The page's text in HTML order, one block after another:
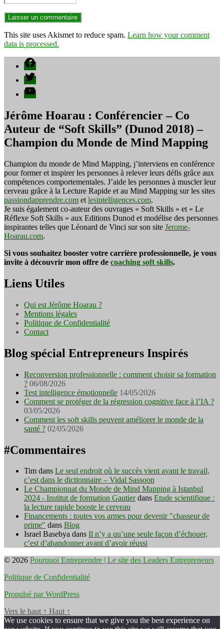
This site uses Akismet to reduce spam. Learn how your comment
data is processed.
Facebook
Twitter
YouTube
Jérôme Hoarau : Conférencier – Co
Auteur de “Soft Skills” (Dunod 2018) –
Champion du Monde de Mind Mapping
Champion du monde de Mind Mapping, j’interviens en conférence
pour former et inspirer les personnes à relever leurs défis grâce aux
compétences comportementales. J’aide les personnes à muscler leur
cerveau grâce à la Lecture Rapide et au Mind Mapping sur les sites
passiondapprendre.com et lesintelligences.com.
Je suis également co-auteur des ouvrages « Soft Skills » et « Le
Réflexe Soft Skills » aux Editions Dunod et modélise des personnes
inspirantes telles que Léonard de Vinci sur son site Jerome-
Hoarau.com.
Si vous souhaitez booster votre carrière professionnelle, je vous
invite à découvrir mon offre de coaching soft skills.
Liens Utiles
Qui est Jérôme Hoarau ?
Mentions légales
Politique de Confidentialité
Contact
Blog spécial Entrepreneurs Inspirés
Reconversion professionnelle : comment choisir sa formation
? 06/08/2026
Test intelligence émotionnelle 14/05/2026
Comment se protéger de la régression cognitive face à l’IA ?
03/05/2026
Comment les soft skills peuvent améliorer le monde de la
santé ? 02/05/2026
#Commentaires
Tim dans Le seul endroit où le succès vient avant le travail,
c’est dans le dictionnaire – Vidal Sassoon
Le Championnat du Monde de Mind Mapping à Istanbul
2024 - Institut de formation Gautierdans Etude scientifique :
la lecture rapide booste le cerveau
Financements : toutes vos armes pour devenir "chasseur de
prime" dans Blog
Israel Basebya dans Il n’y a qu’une seule façon d’échouer,
c’est d’abandonner avant d’avoir réussi
© 2026 Pourquoi Entreprendre | Le site des Leaders Entrepreneurs
Politique de Confidentialité
Propulsé par WordPress
Vers le haut ↑ Haut ↑
We use cookies to ensure that we give you the best experience on